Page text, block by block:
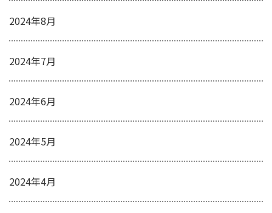
2024年8月
2024年7月
2024年6月
2024年5月
2024年4月